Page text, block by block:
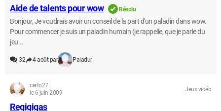
Aide de talents pour wow Résolu
Bonjour, Je voudrais avoir un conseil de la part d'un paladin dans wow.
Pour commencer je suis un paladin humain (je rappelle, que je parle du
jeu...
32 4 août par Paladur
certo27
le 6 juin 2009
Jeux vidéo
Regigigas